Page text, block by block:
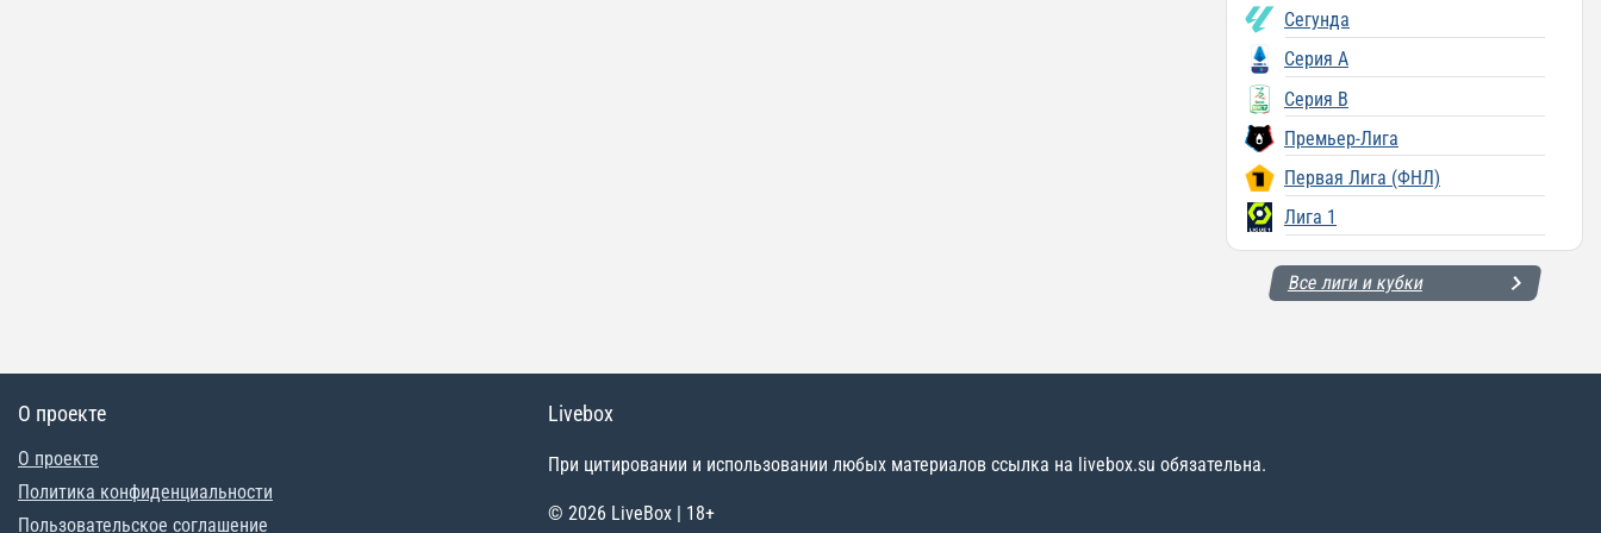
Сегунда
Серия A
Серия B
Премьер-Лига
Первая Лига (ФНЛ)
Лига 1
Все лиги и кубки
О проекте
О проекте
Политика конфиденциальности
Пользовательское соглашение
Livebox
При цитировании и использовании любых материалов ссылка на livebox.su обязательна.
© 2026 LiveBox | 18+